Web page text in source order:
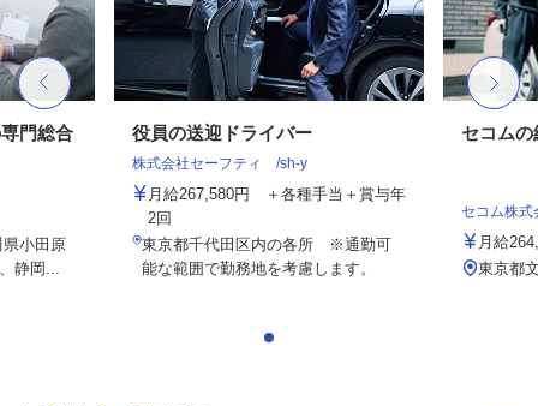
門総合
小田原
静岡...
役員の送迎ドライバー
株式会社セーフティ /sh-y
月給267,580円 ＋各種手当＋賞与年
2回
東京都千代田区内の各所 ※通勤可
能な範囲で勤務地を考慮します。
セコムの
セコム株式
月給
東京都